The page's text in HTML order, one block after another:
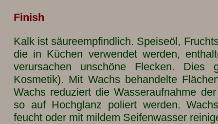
Finish
Kalk ist säureempfindlich. Speiseöl,
die in Küchen verwendet werden,
verursachen unschöne Flecken.
Kosmetik). Mit Wachs behandelte
Wachs reduziert die Wasseraufnahme
so auf Hochglanz poliert werden.
feucht oder mit mildem Seifenwasser